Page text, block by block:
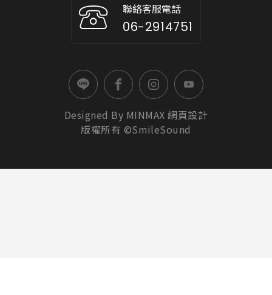
聯絡客服電話
06-2914751
Designed By MINMAX 網頁設計
版權所有 ©SmileSound